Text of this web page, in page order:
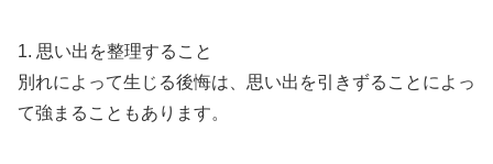
1. 思い出を整理すること
別れによって生じる後悔は、思い出を引きずることによっ
て強まることもあります。